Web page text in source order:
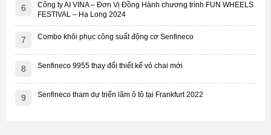
6
Công ty AI VINA – Đơn Vị Đồng Hành chương trình FUN WHEELS
FESTIVAL – Hạ Long 2024
7 Combo khôi phục công suất động cơ Senfineco
8 Senfineco 9955 thay đổi thiết kế vỏ chai mới
9 Senfineco tham dự triển lãm ô tô tại Frankfurt 2022